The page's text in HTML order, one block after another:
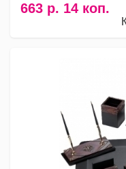
663 р. 14 коп.